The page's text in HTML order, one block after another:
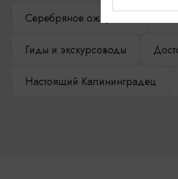
Серебряное ожерелье
Гиды и экскурсоводы
Настоящий Калининградец